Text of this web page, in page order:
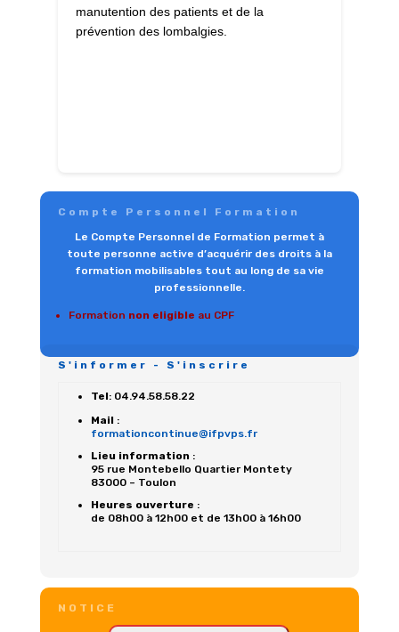
manutention des patients et de la
prévention des lombalgies.
Compte Personnel Formation
Le Compte Personnel de Formation permet à
toute personne active d’acquérir des droits à la
formation mobilisables tout au long de sa vie
professionnelle.
Formation non eligible au CPF
S'informer - S'inscrire
Tel: 04.94.58.58.22
Mail :
formationcontinue@ifpvps.fr
Lieu information :
95 rue Montebello Quartier Montety
83000 – Toulon
Heures ouverture :
de 08h00 à 12h00 et de 13h00 à 16h00
NOTICE